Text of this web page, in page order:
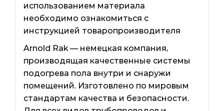
использованием материала
необходимо ознакомиться с
инструкцией товаропроизводителя
Arnold Rak — немецкая компания,
производящая качественные системы
подогрева пола внутри и снаружи
помещений. Изготовлено по мировым
стандартам качества и безопасности.